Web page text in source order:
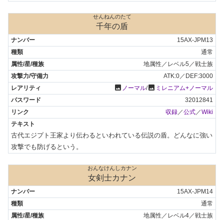
せんねんのたて
千年の盾
15AX-JPM13
通常
地属性／レベル5／戦士族
ATK:0／DEF:3000
photo ノーマル/photo ミレニアム+ノーマル
32012841
収録／公式／Wiki
古代エジプト王家より伝わるといわれている伝説の盾。どんなに強い
攻撃でも防げるという。
おんなけんしカナン
女剣士カナン
15AX-JPM14
通常
地属性／レベル4／戦士族